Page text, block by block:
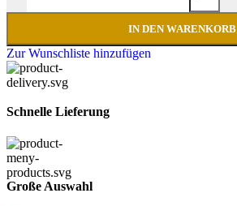
IN DEN WARENKORB
Zur Wunschliste hinzufügen
Schnelle Lieferung
Große Auswahl